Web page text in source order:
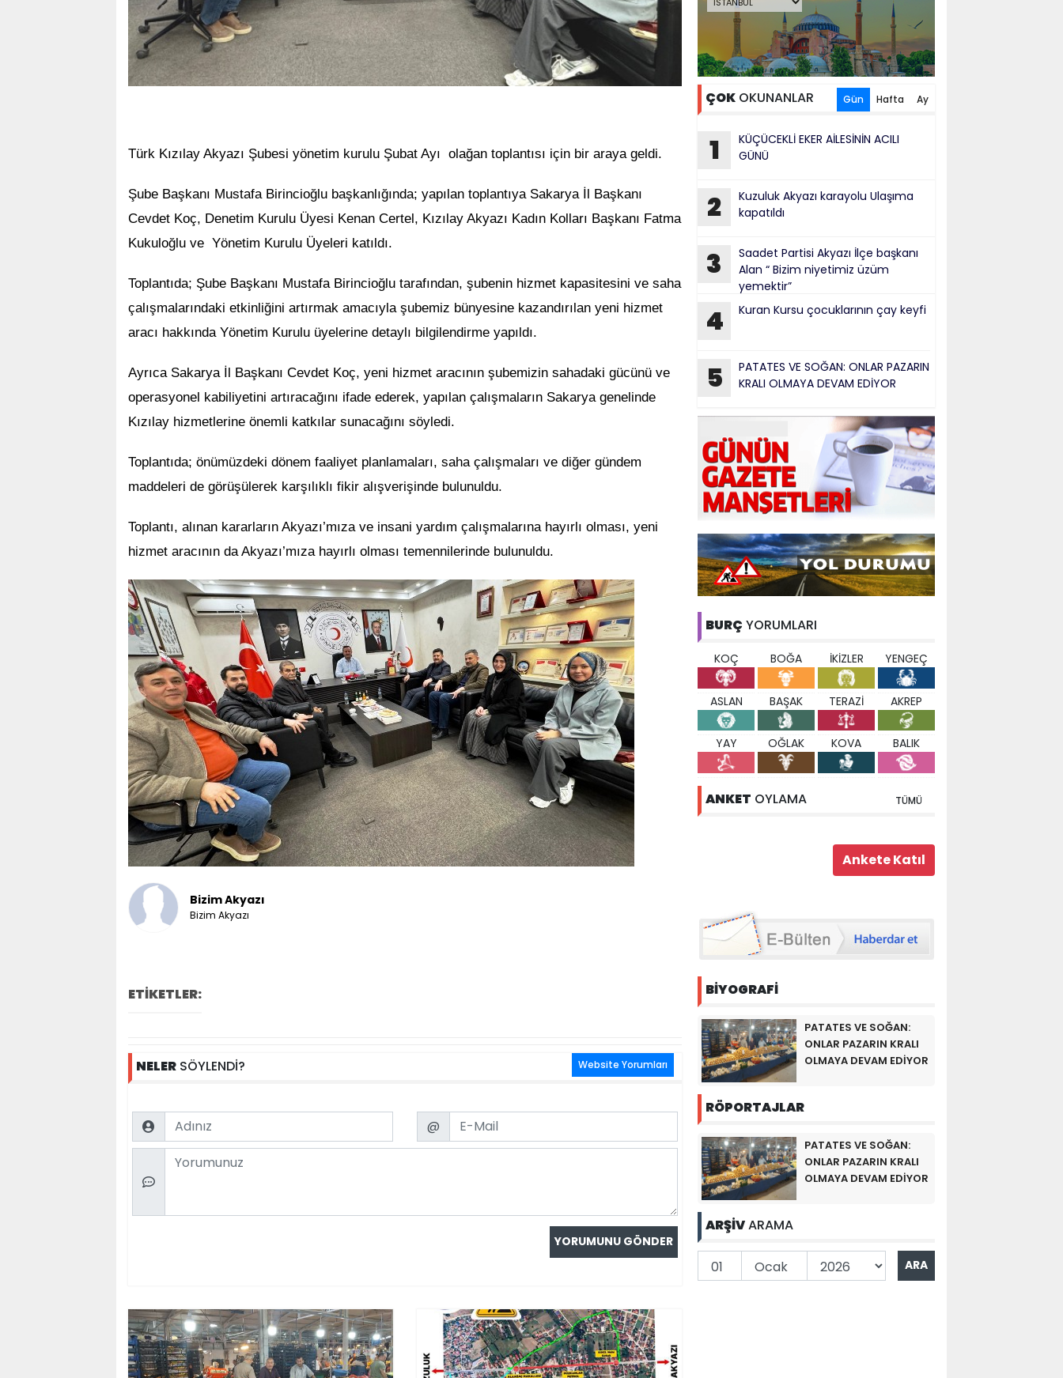
Türk Kızılay Akyazı Şubesi yönetim kurulu Şubat Ayı olağan toplantısı için bir araya geldi.
Şube Başkanı Mustafa Birincioğlu başkanlığında; yapılan toplantıya Sakarya İl Başkanı
Cevdet Koç, Denetim Kurulu Üyesi Kenan Certel, Kızılay Akyazı Kadın Kolları Başkanı Fatma
Kukuloğlu ve Yönetim Kurulu Üyeleri katıldı.
Toplantıda; Şube Başkanı Mustafa Birincioğlu tarafından, şubenin hizmet kapasitesini ve saha
çalışmalarındaki etkinliğini artırmak amacıyla şubemiz bünyesine kazandırılan yeni hizmet
aracı hakkında Yönetim Kurulu üyelerine detaylı bilgilendirme yapıldı.
Ayrıca Sakarya İl Başkanı Cevdet Koç, yeni hizmet aracının şubemizin sahadaki gücünü ve
operasyonel kabiliyetini artıracağını ifade ederek, yapılan çalışmaların Sakarya genelinde
Kızılay hizmetlerine önemli katkılar sunacağını söyledi.
Toplantıda; önümüzdeki dönem faaliyet planlamaları, saha çalışmaları ve diğer gündem
maddeleri de görüşülerek karşılıklı fikir alışverişinde bulunuldu.
Toplantı, alınan kararların Akyazı’mıza ve insani yardım çalışmalarına hayırlı olması, yeni
hizmet aracının da Akyazı’mıza hayırlı olması temennilerinde bulunuldu.
Bizim Akyazı
Bizim Akyazı
ETİKETLER:
NELER SÖYLENDİ? Website Yorumları
Name Email
@
Comment
ÇOK OKUNANLAR Gün Hafta Ay
1
KÜÇÜCEKLİ EKER AİLESİNİN ACILI
GÜNÜ
2
Kuzuluk Akyazı karayolu Ulaşıma
kapatıldı
3
Saadet Partisi Akyazı İlçe başkanı
Alan “ Bizim niyetimiz üzüm
yemektir”
4 Kuran Kursu çocuklarının çay keyfi
5
PATATES VE SOĞAN: ONLAR PAZARIN
KRALI OLMAYA DEVAM EDİYOR
BURÇ YORUMLARI
KOÇ BOĞA İKİZLER YENGEÇ
ASLAN BAŞAK TERAZİ AKREP
YAY OĞLAK KOVA BALIK
ANKET OYLAMA TÜMÜ
BİYOGRAFİ
PATATES VE SOĞAN:
ONLAR PAZARIN KRALI
OLMAYA DEVAM EDİYOR
RÖPORTAJLAR
PATATES VE SOĞAN:
ONLAR PAZARIN KRALI
OLMAYA DEVAM EDİYOR
ARŞİVARAMA